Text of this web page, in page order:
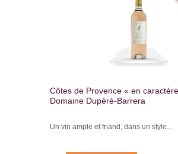
Côtes de Provence « en
Domaine Dupéré-Barrera
Un vin ample et friand, dans un style...